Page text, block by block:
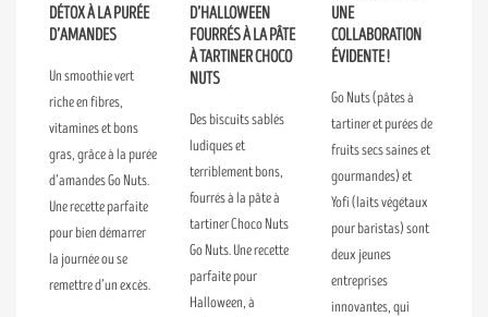
DÉTOX À LA PURÉE
D’AMANDES
Un smoothie vert
riche en fibres,
vitamines et bons
gras, grâce à la purée
d’amandes Go Nuts.
Une recette parfaite
pour bien démarrer
la journée ou se
remettre d’un excès.
D’HALLOWEEN
FOURRÉS À LA PÂTE
À TARTINER CHOCO
NUTS
Des biscuits sablés
ludiques et
terriblement bons,
fourrés à la pâte à
tartiner Choco Nuts
Go Nuts. Une recette
parfaite pour
Halloween, à
UNE
COLLABORATION
ÉVIDENTE !
Go Nuts (pâtes à
tartiner et purées de
fruits secs saines et
gourmandes) et
Yofi (laits végétaux
pour baristas) sont
deux jeunes
entreprises
innovantes, qui